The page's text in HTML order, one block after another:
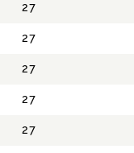
27
27
27
27
27